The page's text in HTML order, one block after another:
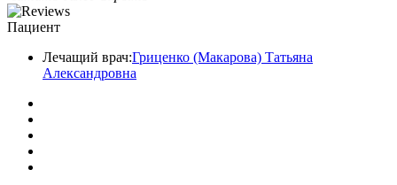
Пациент
Лечащий врач:Гриценко (Макарова) Татьяна
Александровна